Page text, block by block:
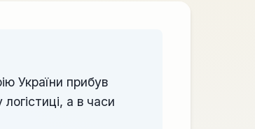
України прибув
а в часи